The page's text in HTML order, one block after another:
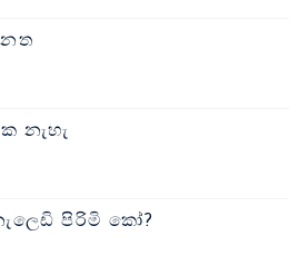
නැහැ
පිරිමි කෝ?